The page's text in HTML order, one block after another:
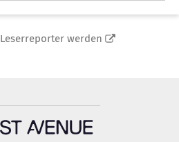
Leserreporter werden